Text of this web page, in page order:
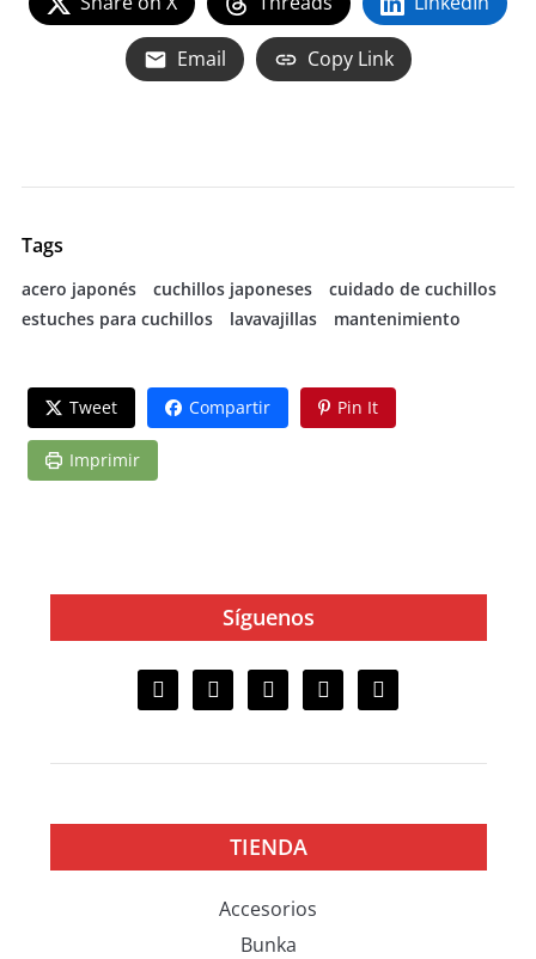
Email Copy Link
Tags
acero japonés cuchillos japoneses
cuidado de cuchillos
estuches para cuchillos
lavavajillas mantenimiento
Tweet Compartir Pin It
Imprimir
Síguenos
TIENDA
Accesorios
Bunka